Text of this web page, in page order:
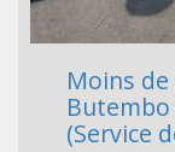
Moins
Butembo
(Service